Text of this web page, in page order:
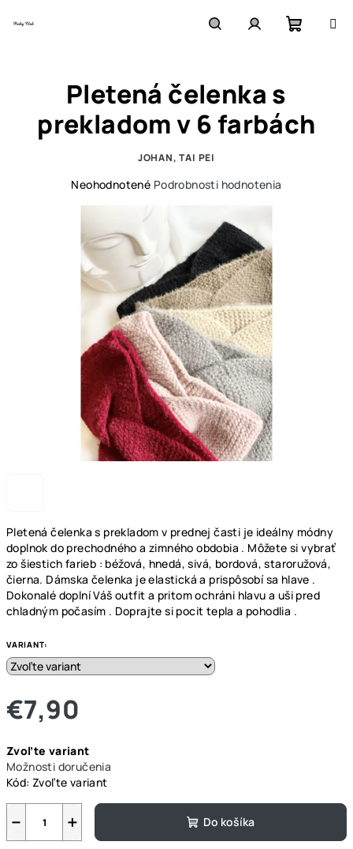
Pletená čelenka s prekladom v prednej časti je ideálny módny
doplnok do prechodného a zimného obdobia . Môžete si vybrať
zo šiestich farieb : béžová, hnedá, sivá, bordová, staroružová,
čierna. Dámska čelenka je elastická a prispôsobí sa hlave .
Dokonalé doplní Váš outfit a pritom ochráni hlavu a uši pred
chladným počasím . Doprajte si pocit tepla a pohodlia .
VARIANT:
€7,90
cena:
Zvoľte variant
Možnosti doručenia
Kód: Zvoľte variant
+
− Do košíka
Pletená čelenka s
prekladom v 6 farbách
JOHAN, TAI PEI
Priemerné
0,0
hviezdičiek.
Neohodnotené Podrobnosti hodnotenia